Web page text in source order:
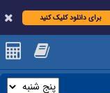
برای دانلود کلیک کنید